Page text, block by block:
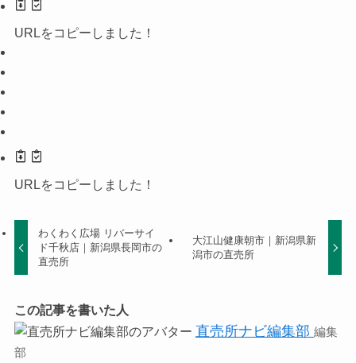
URLをコピーしました！
URLをコピーしました！
わくわく広場 リバーサイ
ド千秋店｜新潟県長岡市の
直売所
大江山健康朝市｜新潟県新
潟市の直売所
この記事を書いた人
直売所ナビ編集部 編集
部